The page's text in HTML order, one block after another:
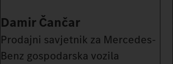
Damir Čančar
Prodajni savjetnik za Mercedes-
Benz gospodarska vozila